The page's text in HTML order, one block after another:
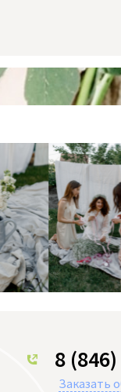
8
Заказать